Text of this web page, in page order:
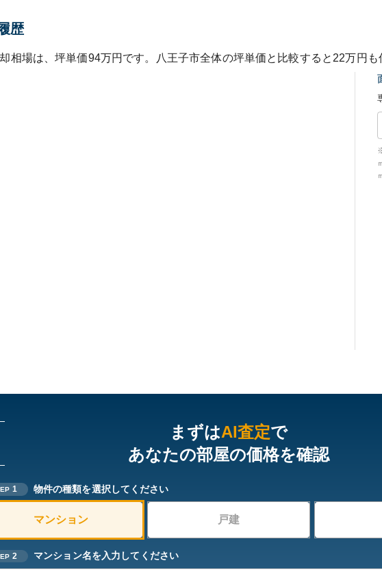
歴
相場は、坪単価94万円です。 八王子市全体の坪単価と比較すると 22万円も
まずはAI査定で
あなたの部屋の価格を確認
1 物件の種類を選択してください
マンション 戸建
2 マンション名を入力してください